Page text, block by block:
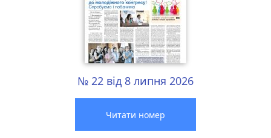
№ 22 від 8 липня 2026
Читати номер